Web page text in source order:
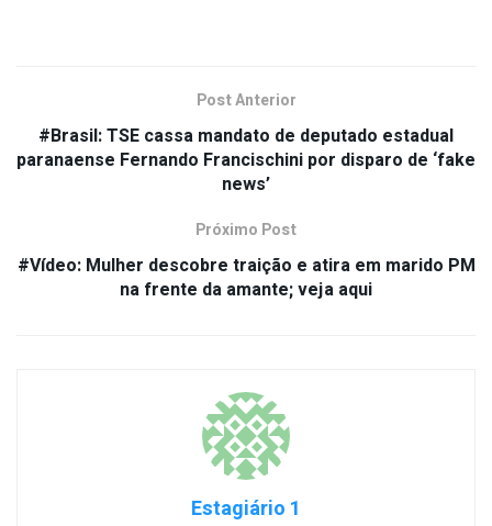
Post Anterior
#Brasil: TSE cassa mandato de deputado estadual
paranaense Fernando Francischini por disparo de ‘fake
news’
Próximo Post
#Vídeo: Mulher descobre traição e atira em marido PM
na frente da amante; veja aqui
Estagiário 1